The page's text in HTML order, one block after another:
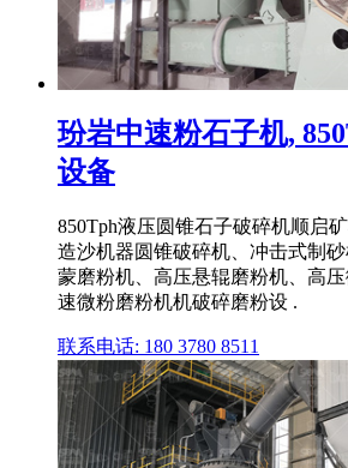
玢岩中速粉石子机,
设备
850Tph液压圆锥石子破碎机顺启
造沙机器圆锥破碎机、冲击式制
蒙磨粉机、高压悬辊磨粉机、高
速微粉磨粉机机破碎磨粉设 .
联系电话: 180 3780 8511